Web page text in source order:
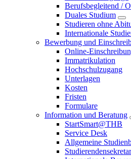
Berufsbegleitend /
Duales Studium
Studieren ohne
Internationale
Bewerbung und
Online-
Immatrikulation
Hochschulzugang
Unterlagen
Kosten
Fristen
Formulare
Information und Beratung
StartSmart@THB
Service Desk
Allgemeine